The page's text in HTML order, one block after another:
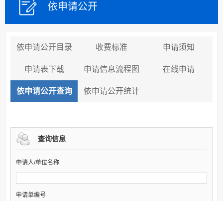
依申请公开
依申请公开目录 收费标准 申请须知
申请表下载 申请信息流程图 在线申请
依申请公开查询 依申请公开统计
查询信息
申请人/单位名称
申请单编号